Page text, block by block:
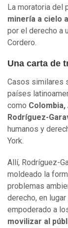
La moratoria del
minería a cielo
por el derecho a
Cordero.
Una carta de
Casos similares
países
como
Rodríguez-
humanos y
York.
Allí, Rodríguez-
moldeado la
problemas
derecho, en
empoderado a
movilizar al